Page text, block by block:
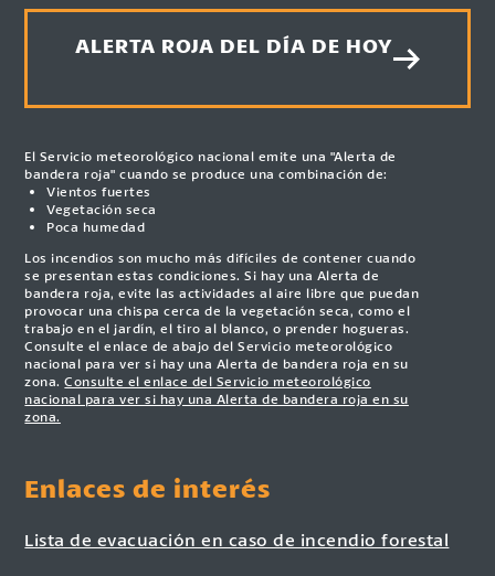
ALERTA ROJA DEL DÍA DE HOY
El Servicio meteorológico nacional emite una "Alerta de
bandera roja" cuando se produce una combinación de:
Vientos fuertes
Vegetación seca
Poca humedad
Los incendios son mucho más difíciles de contener cuando
se presentan estas condiciones. Si hay una Alerta de
bandera roja, evite las actividades al aire libre que puedan
provocar una chispa cerca de la vegetación seca, como el
trabajo en el jardín, el tiro al blanco, o prender hogueras.
Consulte el enlace de abajo del Servicio meteorológico
nacional para ver si hay una Alerta de bandera roja en su
zona.Consulte el enlace del Servicio meteorológico
nacional para ver si hay una Alerta de bandera roja en su
zona.
Enlaces de interés
Lista de evacuación en caso de incendio forestal